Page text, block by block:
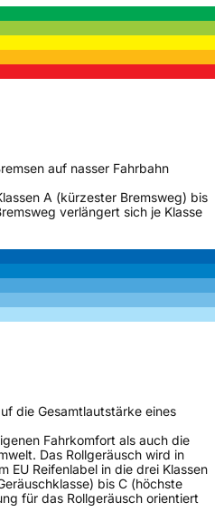
/ Alpine-Symbol
auf nasser Fahrbahn
A (kürzester Bremsweg) bis
verlängert sich je Klasse
die Gesamtlautstärke eines
Fahrkomfort als auch die
Das Rollgeräusch wird in
EU Reifenlabel in die drei Klassen
bis C (höchste
für das Rollgeräusch orientiert